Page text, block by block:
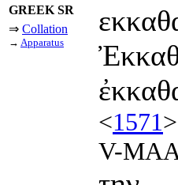
GREEK SR
⇒ Collation
→ Apparatus
<1571>
V-